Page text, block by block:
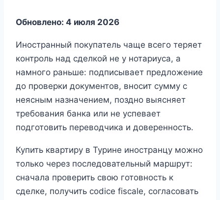
Обновлено: 4 июля 2026
Иностранный покупатель чаще всего теряет
контроль над сделкой не у нотариуса, а
намного раньше: подписывает предложение
до проверки документов, вносит сумму с
неясным назначением, поздно выясняет
требования банка или не успевает
подготовить переводчика и доверенность.
Купить квартиру в Турине иностранцу можно
только через последовательный маршрут:
сначала проверить свою готовность к
сделке, получить codice fiscale, согласовать